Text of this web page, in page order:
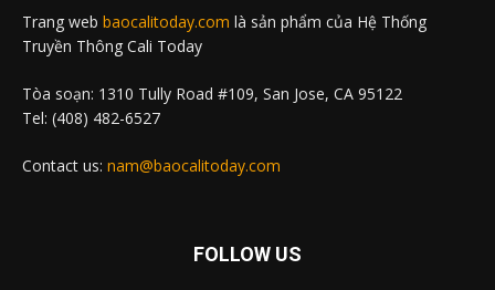
Trang web baocalitoday.com là sản phẩm của Hệ Thống
Truyền Thông Cali Today
Tòa soạn: 1310 Tully Road #109, San Jose, CA 95122
Tel: (408) 482-6527
Contact us: nam@baocalitoday.com
FOLLOW US